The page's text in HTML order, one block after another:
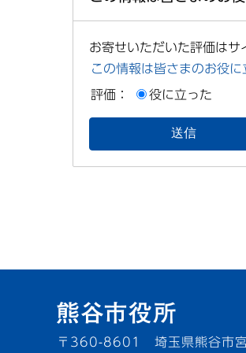
お寄せいただいた評価はサ
この情報は皆さまのお役に
評価： 役に立った
〒360-8601 埼玉県熊谷市宮